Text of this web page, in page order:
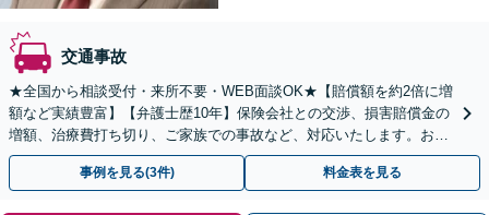
交通事故
★全国から相談受付・来所不要・WEB面談OK★【賠償額を約2倍に増
額など実績豊富】【弁護士歴10年】保険会社との交渉、損害賠償金の
増額、治療費打ち切り、ご家族での事故など、対応いたします。お早
めにご相談ください【初回相談・着手金無料】
事例を見る(3件) 料金表を見る